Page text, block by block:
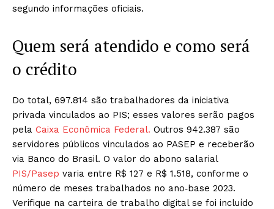
segundo informações oficiais.
Quem será atendido e como será
o crédito
Do total, 697.814 são trabalhadores da iniciativa
privada vinculados ao PIS; esses valores serão pagos
pela Caixa Econômica Federal. Outros 942.387 são
servidores públicos vinculados ao PASEP e receberão
via Banco do Brasil. O valor do abono salarial
PIS/Pasep varia entre R$ 127 e R$ 1.518, conforme o
número de meses trabalhados no ano‑base 2023.
Verifique na carteira de trabalho digital se foi incluído